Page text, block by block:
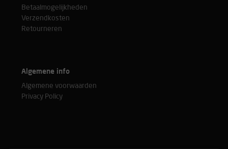
Betaalmogelijkheden
Verzendkosten
Retourneren
Algemene info
Algemene voorwaarden
Privacy Policy